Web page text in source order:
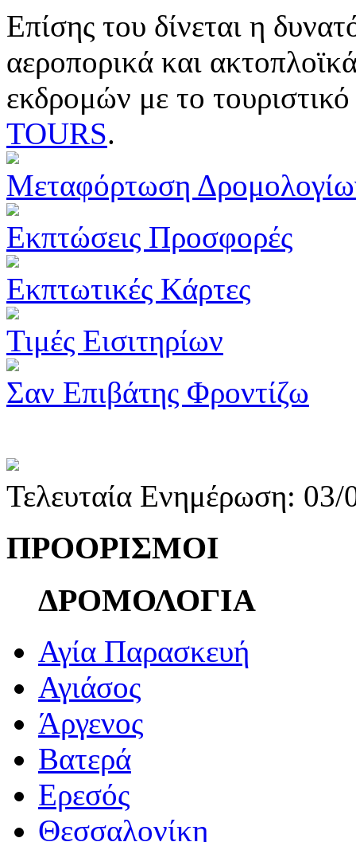
Επίσης του δίνεται η
αεροπορικά και
εκδρομών με το
TOURS.
Μεταφόρτωση
Εκπτώσεις Προσφορές
Εκπτωτικές Κάρτες
Τιμές Εισιτηρίων
Σαν Επιβάτης Φροντίζω
Τελευταία Ενημέρωση:
ΠΡΟΟΡΙΣΜΟΙ
ΔΡΟΜΟΛΟΓΙΑ
Αγία Παρασκευή
Αγιάσος
Άργενος
Βατερά
Ερεσός
Θεσσαλονίκη